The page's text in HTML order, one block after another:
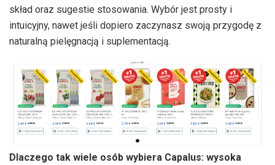
skład oraz sugestie stosowania. Wybór jest prosty i
intuicyjny, nawet jeśli dopiero zaczynasz swoją przygodę z
naturalną pielęgnacją i suplementacją.
Dlaczego tak wiele osób wybiera Capalus: wysoka